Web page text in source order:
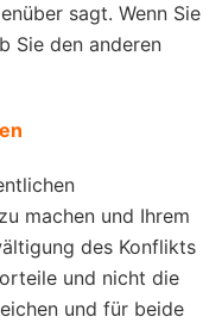
sagt. Wenn Sie
Sie den anderen
machen und Ihrem
des Konflikts
und nicht die
und für beide